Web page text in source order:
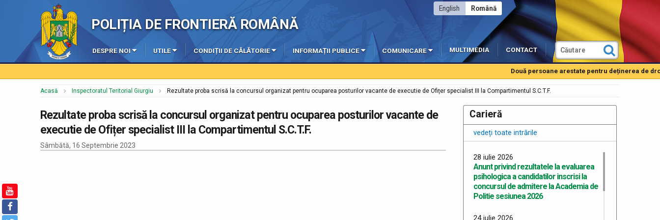
POLIȚIA DE FRONTIERĂ ROMÂNĂ
Română
English
DESPRE NOI UTILE CONDIȚII DE CĂLĂTORIE INFORMAȚII PUBLICE COMUNICARE MULTIMEDIA CONTACT
Două persoane arestate pentru deținerea de
Acasă Inspectoratul Teritorial Giurgiu Rezultate proba scrisă la concursul organizat pentru ocuparea posturilor vacante de executie de Ofițer specialist III la Compartimentul S.C.T.F.
Rezultate proba scrisă la concursul organizat pentru ocuparea posturilor vacante de
executie de Ofițer specialist III la Compartimentul S.C.T.F.
Sâmbătă, 16 Septembrie 2023
Carieră
vedeți toate intrările
28 iulie 2026
Anunt privind rezultatele la evaluarea
psihologica a candidatilor inscrisi la
concursul de admitere la Academia de
Politie sesiunea 2026
24 iulie 2026